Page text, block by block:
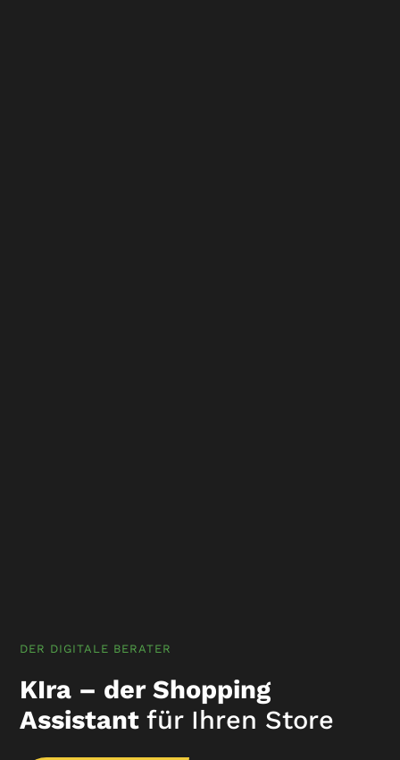
DER DIGITALE BERATER
KIra – der Shopping
Assistantfür Ihren Store